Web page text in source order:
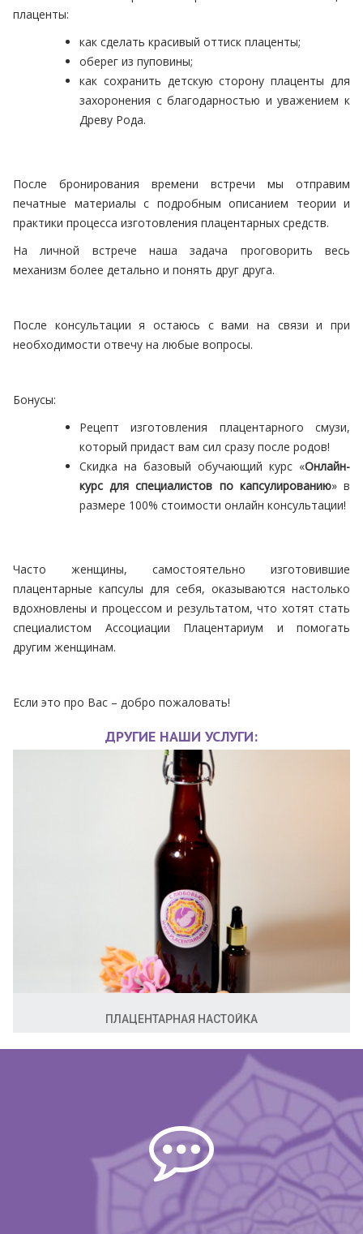
плаценты:
как сделать красивый оттиск плаценты;
оберег из пуповины;
как сохранить детскую сторону плаценты для
захоронения с благодарностью и уважением к
Древу Рода.
После бронирования времени встречи мы отправим
печатные материалы с подробным описанием теории и
практики процесса изготовления плацентарных средств.
На личной встрече наша задача проговорить весь
механизм более детально и понять друг друга.
После консультации я остаюсь с вами на связи и при
необходимости отвечу на любые вопросы.
Бонусы:
Рецепт изготовления плацентарного смузи,
который придаст вам сил сразу после родов!
Скидка на базовый обучающий курс «Онлайн-
курс для специалистов по капсулированию» в
размере 100% стоимости онлайн консультации!
Часто женщины, самостоятельно изготовившие
плацентарные капсулы для себя, оказываются настолько
вдохновлены и процессом и результатом, что хотят стать
специалистом Ассоциации Плацентариум и помогать
другим женщинам.
Если это про Вас – добро пожаловать!
ДРУГИЕ НАШИ УСЛУГИ:
ПЛАЦЕНТАРНАЯ НАСТОЙКА